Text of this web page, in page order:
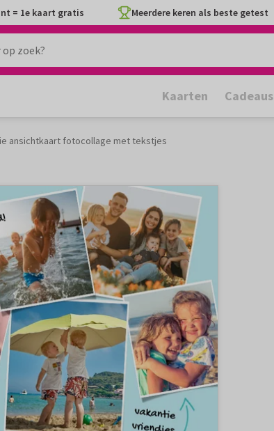
= 1e kaart gratis Meerdere keren als beste getest
Kaarten Cadeaus
ansichtkaart fotocollage met tekstjes